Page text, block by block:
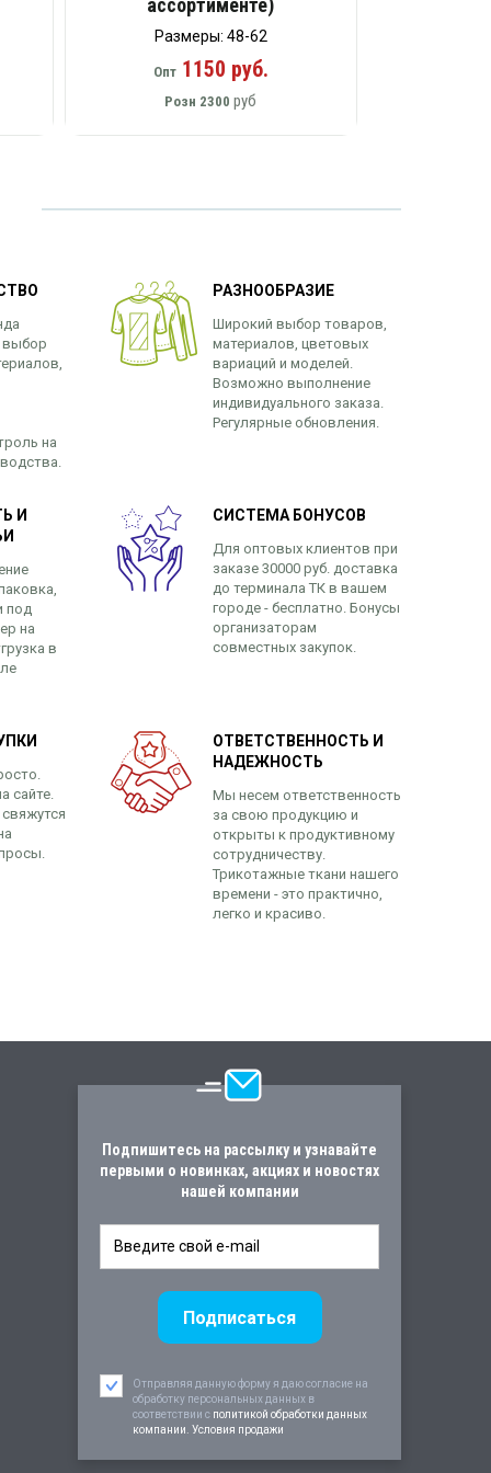
ассортименте)
Размеры: 48-62
Опт1150 руб.
Розн 2300 руб
выбор
на
РАЗНООБРАЗИЕ
Широкий выбор товаров,
материалов, цветовых
вариаций и моделей.
Возможно выполнение
индивидуального заказа.
Регулярные обновления.
И
под
на
в
СИСТЕМА БОНУСОВ
Для оптовых клиентов при
заказе 30000 руб. доставка
до терминала ТК в вашем
городе - бесплатно. Бонусы
организаторам
совместных закупок.
сайте.
ОТВЕТСТВЕННОСТЬ И
НАДЕЖНОСТЬ
Мы несем ответственность
за свою продукцию и
открыты к продуктивному
сотрудничеству.
Трикотажные ткани нашего
времени - это практично,
легко и красиво.
Подпишитесь на рассылку и узнавайте
первыми о новинках, акциях и новостях
нашей компании
Отправляя данную форму я даю согласие на
обработку персональных данных в
соответствии c политикой обработки данных
компании. Условия продажи